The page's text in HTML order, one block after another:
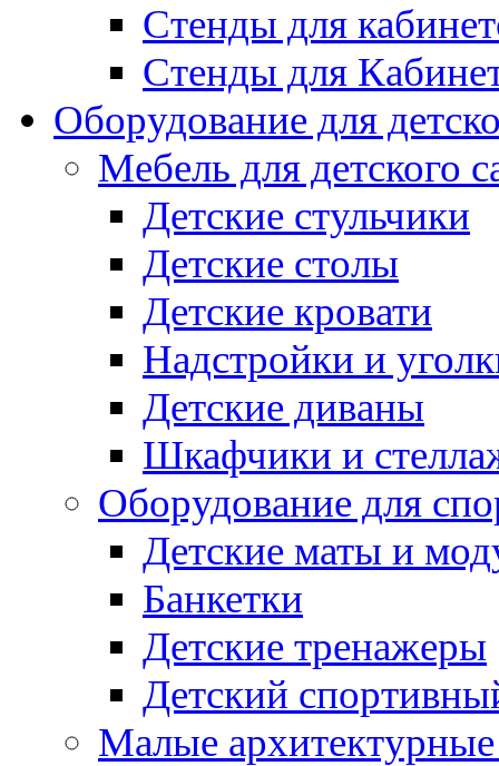
Стенды для
Стенды для
Оборудование для
Мебель для детского
Детские стульчики
Детские столы
Детские кровати
Надстройки и
Детские диваны
Шкафчики и
Оборудование для
Детские маты и
Банкетки
Детские тренажеры
Детский
Малые